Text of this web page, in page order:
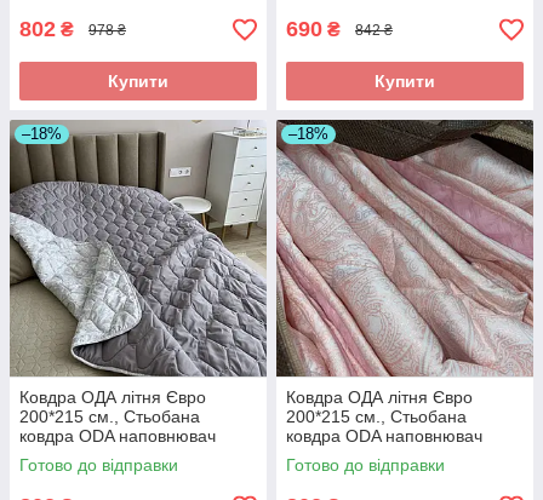
802 ₴ 978 ₴
Купити
690 ₴ 842 ₴
Купити
–18%
Ковдра ОДА літня Євро
200*215 см., Стьобана
ковдра ODA наповнювач
хлопок - Хлопкопон
Готово до відправки
–18%
Ковдра ОДА літня Євро
200*215 см., Стьобана
ковдра ODA наповнювач
хлопок - Хлопкопон
Готово до відправки